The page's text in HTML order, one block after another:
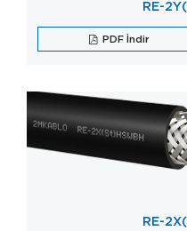
RE-
PDF İndir
RE-